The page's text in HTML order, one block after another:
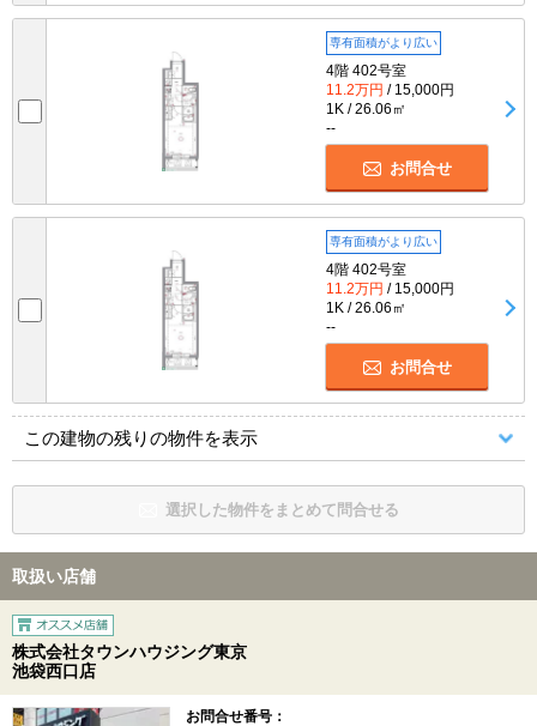
専有面積がより広い
4階 402号室
11.2万円 / 15,000円
1K / 26.06㎡
--
お問合せ
専有面積がより広い
4階 402号室
11.2万円 / 15,000円
1K / 26.06㎡
--
お問合せ
この建物の残りの物件を表示
選択した物件をまとめて問合せる
取扱い店舗
株式会社タウンハウジング東京
池袋西口店
お問合せ番号：